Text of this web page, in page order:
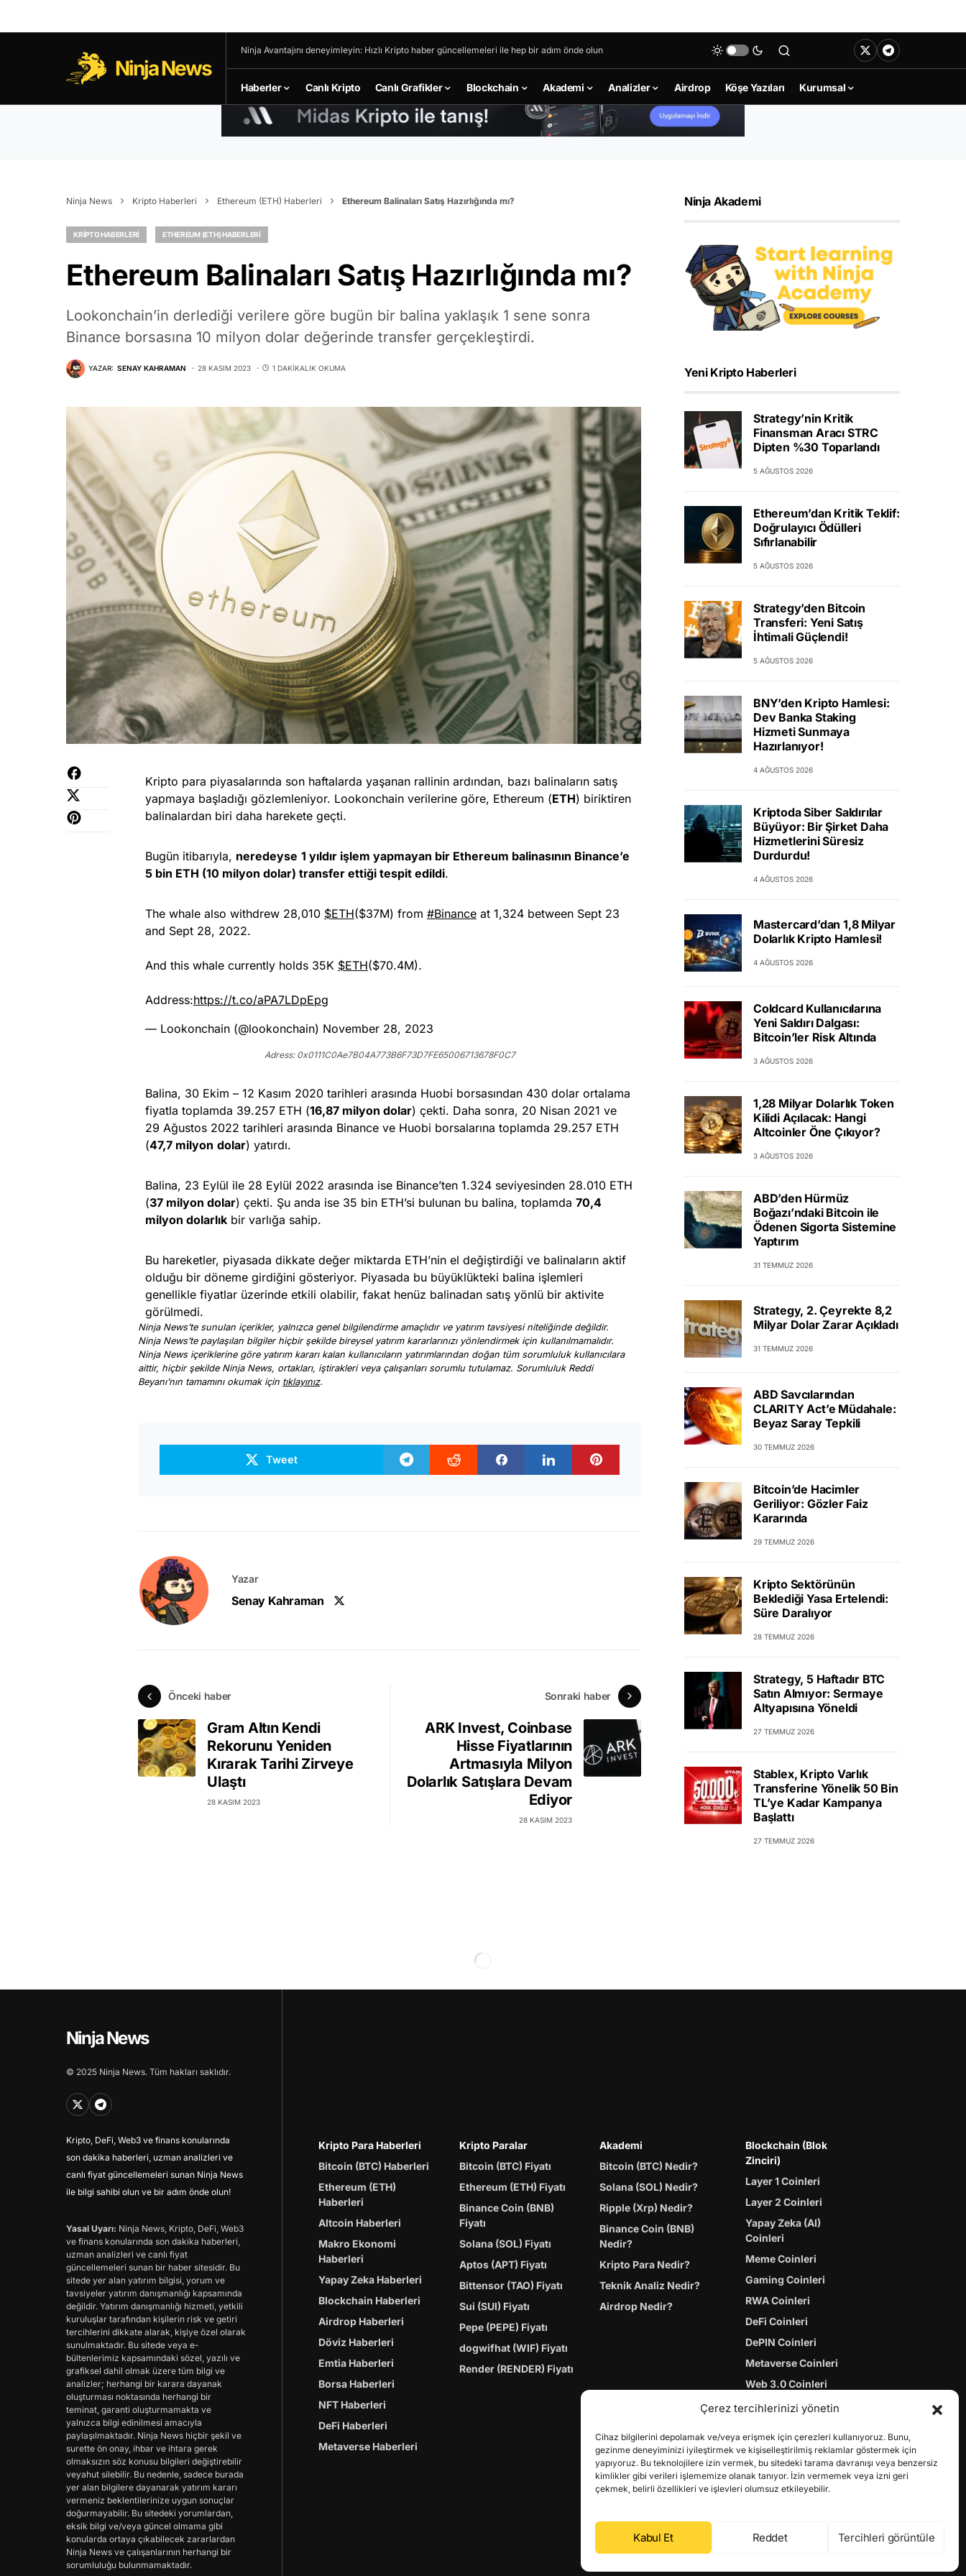
Çerez tercihlerinizi yönetin
Cihaz bilgilerini depolamak ve/veya erişmek için çerezleri kullanıyoruz. Bunu,
gezinme deneyiminizi iyileştirmek ve kişiselleştirilmiş reklamlar göstermek için
yapıyoruz. Bu teknolojilere izin vermek, bu sitedeki tarama davranışı veya benzersiz
kimlikler gibi verileri işlememize olanak tanıyor. İzin vermemek veya izni geri
çekmek, belirli özellikleri ve işlevleri olumsuz etkileyebilir.
Kabul Et Reddet Tercihleri görüntüle
Ninja News
Ninja Avantajını deneyimleyin: Hızlı Kripto haber güncellemeleri ile hep bir adım önde olun
Haberler Canlı Kripto Canlı Grafikler Blockchain Akademi Analizler Airdrop Köşe Yazıları Kurumsal
Ninja News Kripto Haberleri Ethereum (ETH) Haberleri Ethereum Balinaları Satış Hazırlığında mı?
KRIPTO HABERLERI ETHEREUM (ETH) HABERLERI
Ethereum Balinaları Satış Hazırlığında mı?
Lookonchain’in derlediği verilere göre bugün bir balina yaklaşık 1 sene sonra
Binance borsasına 10 milyon dolar değerinde transfer gerçekleştirdi.
YAZAR: SENAY KAHRAMAN 28 KASIM 2023 1 DAKIKALIK OKUMA
Kripto para piyasalarında son haftalarda yaşanan rallinin ardından, bazı balinaların satış
yapmaya başladığı gözlemleniyor. Lookonchain verilerine göre, Ethereum (ETH) biriktiren
balinalardan biri daha harekete geçti.
Bugün itibarıyla, neredeyse 1 yıldır işlem yapmayan bir Ethereum balinasının Binance’e
5 bin ETH (10 milyon dolar) transfer ettiği tespit edildi.
The whale also withdrew 28,010 $ETH($37M) from #Binance at 1,324 between Sept 23
and Sept 28, 2022.
And this whale currently holds 35K $ETH($70.4M).
Address:https://t.co/aPA7LDpEpg
— Lookonchain (@lookonchain) November 28, 2023
Adress: 0x0111C0Ae7B04A773B6F73D7FE65006713678F0C7
Balina, 30 Ekim – 12 Kasım 2020 tarihleri arasında Huobi borsasından 430 dolar ortalama
fiyatla toplamda 39.257 ETH (16,87 milyon dolar) çekti. Daha sonra, 20 Nisan 2021 ve
29 Ağustos 2022 tarihleri arasında Binance ve Huobi borsalarına toplamda 29.257 ETH
(47,7 milyon dolar) yatırdı.
Balina, 23 Eylül ile 28 Eylül 2022 arasında ise Binance’ten 1.324 seviyesinden 28.010 ETH
(37 milyon dolar) çekti. Şu anda ise 35 bin ETH’si bulunan bu balina, toplamda 70,4
milyon dolarlık bir varlığa sahip.
Bu hareketler, piyasada dikkate değer miktarda ETH’nin el değiştirdiği ve balinaların aktif
olduğu bir döneme girdiğini gösteriyor. Piyasada bu büyüklükteki balina işlemleri
genellikle fiyatlar üzerinde etkili olabilir, fakat henüz balinadan satış yönlü bir aktivite
görülmedi.
Ninja News’te sunulan içerikler, yalnızca genel bilgilendirme amaçlıdır ve yatırım tavsiyesi niteliğinde değildir.
Ninja News’te paylaşılan bilgiler hiçbir şekilde bireysel yatırım kararlarınızı yönlendirmek için kullanılmamalıdır.
Ninja News içeriklerine göre yatırım kararı kalan kullanıcıların yatırımlarından doğan tüm sorumluluk kullanıcılara
aittir, hiçbir şekilde Ninja News, ortakları, iştirakleri veya çalışanları sorumlu tutulamaz. Sorumluluk Reddi
Beyanı’nın tamamını okumak için tıklayınız.
Tweet
Yazar
Senay Kahraman
Önceki haber
Gram Altın Kendi
Rekorunu Yeniden
Kırarak Tarihi Zirveye
Ulaştı
28 KASIM 2023
Sonraki haber
ARK Invest, Coinbase
Hisse Fiyatlarının
Artmasıyla Milyon
Dolarlık Satışlara Devam
Ediyor
28 KASIM 2023
Ninja Akademi
Yeni Kripto Haberleri
Strategy’nin Kritik
Finansman Aracı STRC
Dipten %30 Toparlandı
5 AĞUSTOS 2026
Ethereum’dan Kritik Teklif:
Doğrulayıcı Ödülleri
Sıfırlanabilir
5 AĞUSTOS 2026
Strategy’den Bitcoin
Transferi: Yeni Satış
İhtimali Güçlendi!
5 AĞUSTOS 2026
BNY’den Kripto Hamlesi:
Dev Banka Staking
Hizmeti Sunmaya
Hazırlanıyor!
4 AĞUSTOS 2026
Kriptoda Siber Saldırılar
Büyüyor: Bir Şirket Daha
Hizmetlerini Süresiz
Durdurdu!
4 AĞUSTOS 2026
Mastercard’dan 1,8 Milyar
Dolarlık Kripto Hamlesi!
4 AĞUSTOS 2026
Coldcard Kullanıcılarına
Yeni Saldırı Dalgası:
Bitcoin’ler Risk Altında
3 AĞUSTOS 2026
1,28 Milyar Dolarlık Token
Kilidi Açılacak: Hangi
Altcoinler Öne Çıkıyor?
3 AĞUSTOS 2026
ABD’den Hürmüz
Boğazı’ndaki Bitcoin ile
Ödenen Sigorta Sistemine
Yaptırım
31 TEMMUZ 2026
Strategy, 2. Çeyrekte 8,2
Milyar Dolar Zarar Açıkladı
31 TEMMUZ 2026
ABD Savcılarından
CLARITY Act’e Müdahale:
Beyaz Saray Tepkili
30 TEMMUZ 2026
Bitcoin’de Hacimler
Geriliyor: Gözler Faiz
Kararında
29 TEMMUZ 2026
Kripto Sektörünün
Beklediği Yasa Ertelendi:
Süre Daralıyor
28 TEMMUZ 2026
Strategy, 5 Haftadır BTC
Satın Almıyor: Sermaye
Altyapısına Yöneldi
27 TEMMUZ 2026
Stablex, Kripto Varlık
Transferine Yönelik 50 Bin
TL’ye Kadar Kampanya
Başlattı
27 TEMMUZ 2026
Ninja News
© 2025 Ninja News. Tüm hakları saklıdır.
Kripto, DeFi, Web3 ve finans konularında
son dakika haberleri, uzman analizleri ve
canlı fiyat güncellemeleri sunan Ninja News
ile bilgi sahibi olun ve bir adım önde olun!
Yasal Uyarı: Ninja News, Kripto, DeFi, Web3
ve finans konularında son dakika haberleri,
uzman analizleri ve canlı fiyat
güncellemeleri sunan bir haber sitesidir. Bu
sitede yer alan yatırım bilgisi, yorum ve
tavsiyeler yatırım danışmanlığı kapsamında
değildir. Yatırım danışmanlığı hizmeti, yetkili
kuruluşlar tarafından kişilerin risk ve getiri
tercihlerini dikkate alarak, kişiye özel olarak
sunulmaktadır. Bu sitede veya e-
bültenlerimiz kapsamındaki sözel, yazılı ve
grafiksel dahil olmak üzere tüm bilgi ve
analizler; herhangi bir karara dayanak
oluşturması noktasında herhangi bir
teminat, garanti oluşturmamakta ve
yalnızca bilgi edinilmesi amacıyla
paylaşılmaktadır. Ninja News hiçbir şekil ve
surette ön onay, ihbar ve ihtara gerek
olmaksızın söz konusu bilgileri değiştirebilir
veyahut silebilir. Bu nedenle, sadece burada
yer alan bilgilere dayanarak yatırım kararı
vermeniz beklentilerinize uygun sonuçlar
doğurmayabilir. Bu sitedeki yorumlardan,
eksik bilgi ve/veya güncel olmama gibi
konularda ortaya çıkabilecek zararlardan
Ninja News ve çalışanlarının herhangi bir
sorumluluğu bulunmamaktadır.
Kripto Para Haberleri
Bitcoin (BTC) Haberleri
Ethereum (ETH)
Haberleri
Altcoin Haberleri
Makro Ekonomi
Haberleri
Yapay Zeka Haberleri
Blockchain Haberleri
Airdrop Haberleri
Döviz Haberleri
Emtia Haberleri
Borsa Haberleri
NFT Haberleri
DeFi Haberleri
Metaverse Haberleri
Kripto Paralar
Bitcoin (BTC) Fiyatı
Ethereum (ETH) Fiyatı
Binance Coin (BNB)
Fiyatı
Solana (SOL) Fiyatı
Aptos (APT) Fiyatı
Bittensor (TAO) Fiyatı
Sui (SUI) Fiyatı
Pepe (PEPE) Fiyatı
dogwifhat (WIF) Fiyatı
Render (RENDER) Fiyatı
Akademi
Bitcoin (BTC) Nedir?
Solana (SOL) Nedir?
Ripple (Xrp) Nedir?
Binance Coin (BNB)
Nedir?
Kripto Para Nedir?
Teknik Analiz Nedir?
Airdrop Nedir?
Blockchain (Blok
Zinciri)
Layer 1 Coinleri
Layer 2 Coinleri
Yapay Zeka (AI)
Coinleri
Meme Coinleri
Gaming Coinleri
RWA Coinleri
DeFi Coinleri
DePIN Coinleri
Metaverse Coinleri
Web 3.0 Coinleri
Coin Türevleri